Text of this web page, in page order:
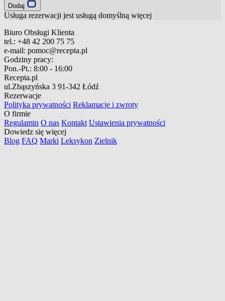
Dodaj
Usługa rezerwacji jest usługą domyślną więcej
Biuro Obsługi Klienta
tel.: +48 42 200 75 75
e-mail: pomoc@recepta.pl
Godziny pracy:
Pon.-Pt.: 8:00 - 16:00
Recepta.pl
ul.Zbąszyńska 3 91-342 Łódź
Rezerwacje
Polityka prywatności Reklamacje i zwroty
O firmie
Regulamin O nas Kontakt Ustawienia prywatności
Dowiedz się więcej
Blog FAQ Marki Leksykon Zielnik